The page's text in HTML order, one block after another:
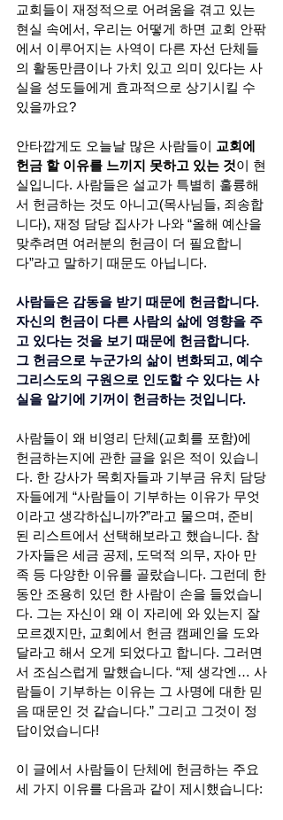
교회들이 재정적으로 어려움을 겪고 있는
현실 속에서, 우리는 어떻게 하면 교회 안팎
에서 이루어지는 사역이 다른 자선 단체들
의 활동만큼이나 가치 있고 의미 있다는 사
실을 성도들에게 효과적으로 상기시킬 수
있을까요?
안타깝게도 오늘날 많은 사람들이 교회에
헌금 할 이유를 느끼지 못하고 있는 것이 현
실입니다. 사람들은 설교가 특별히 훌륭해
서 헌금하는 것도 아니고(목사님들, 죄송합
니다), 재정 담당 집사가 나와 “올해 예산을
맞추려면 여러분의 헌금이 더 필요합니
다”라고 말하기 때문도 아닙니다.
사람들은 감동을 받기 때문에 헌금합니다.
자신의 헌금이 다른 사람의 삶에 영향을 주
고 있다는 것을 보기 때문에 헌금합니다.
그 헌금으로 누군가의 삶이 변화되고, 예수
그리스도의 구원으로 인도할 수 있다는 사
실을 알기에 기꺼이 헌금하는 것입니다.
사람들이 왜 비영리 단체(교회를 포함)에
헌금하는지에 관한 글을 읽은 적이 있습니
다. 한 강사가 목회자들과 기부금 유치 담당
자들에게 “사람들이 기부하는 이유가 무엇
이라고 생각하십니까?”라고 물으며, 준비
된 리스트에서 선택해보라고 했습니다. 참
가자들은 세금 공제, 도덕적 의무, 자아 만
족 등 다양한 이유를 골랐습니다. 그런데 한
동안 조용히 있던 한 사람이 손을 들었습니
다. 그는 자신이 왜 이 자리에 와 있는지 잘
모르겠지만, 교회에서 헌금 캠페인을 도와
달라고 해서 오게 되었다고 합니다. 그러면
서 조심스럽게 말했습니다. “제 생각엔… 사
람들이 기부하는 이유는 그 사명에 대한 믿
음 때문인 것 같습니다.” 그리고 그것이 정
답이었습니다!
이 글에서 사람들이 단체에 헌금하는 주요
세 가지 이유를 다음과 같이 제시했습니다: